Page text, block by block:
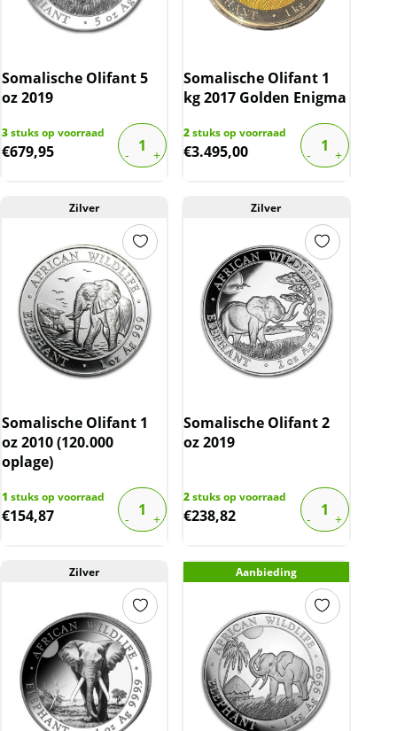
Somalische Olifant 5
oz 2019
3stuks op voorraad
€679,95
Somalische Olifant 1
kg 2017 Golden Enigma
2stuks op voorraad
€3.495,00
Zilver
Somalische Olifant 1
oz 2010 (120.000
oplage)
1 stuks op voorraad
€154,87
Zilver
Somalische Olifant 2
oz 2019
2stuks op voorraad
€238,82
Zilver Aanbieding